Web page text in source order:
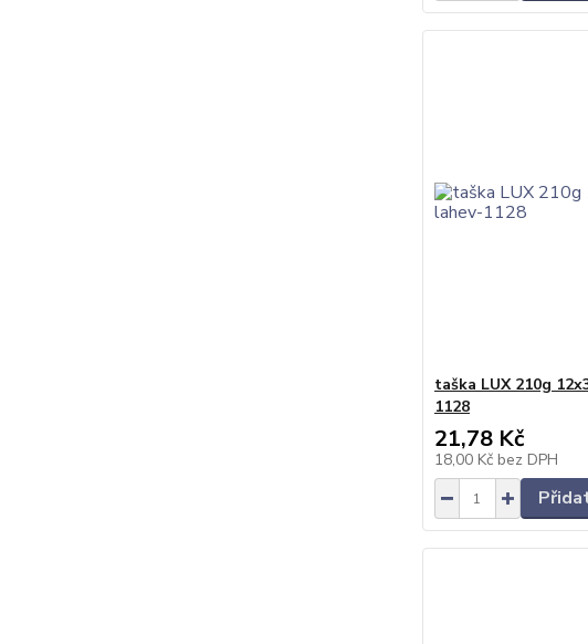
taška LUX 210g
1128
21,78 Kč
18,00 Kč bez DPH